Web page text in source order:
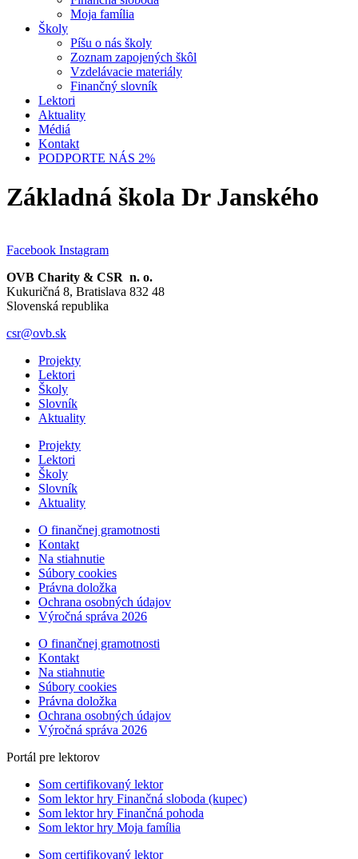
Moja família
Školy
Píšu o nás školy
Zoznam zapojených škôl
Vzdelávacie materiály
Finančný slovník
Lektori
Aktuality
Médiá
Kontakt
PODPORTE NÁS 2%
Základná škola Dr Janského
Facebook Instagram
OVB Charity & CSR n. o.
Kukuričná 8, Bratislava 832 48
Slovenská republika
csr@ovb.sk
Projekty
Lektori
Školy
Slovník
Aktuality
Projekty
Lektori
Školy
Slovník
Aktuality
O finančnej gramotnosti
Kontakt
Na stiahnutie
Súbory cookies
Právna doložka
Ochrana osobných údajov
Výročná správa 2026
O finančnej gramotnosti
Kontakt
Na stiahnutie
Súbory cookies
Právna doložka
Ochrana osobných údajov
Výročná správa 2026
Portál pre lektorov
Som certifikovaný lektor
Som lektor hry Finančná sloboda (kupec)
Som lektor hry Finančná pohoda
Som lektor hry Moja família
Som certifikovaný lektor